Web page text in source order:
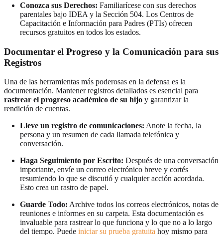
Conozca sus Derechos: Familiarícese con sus derechos
parentales bajo IDEA y la Sección 504. Los Centros de
Capacitación e Información para Padres (PTIs) ofrecen
recursos gratuitos en todos los estados.
Documentar el Progreso y la Comunicación para sus
Registros
Una de las herramientas más poderosas en la defensa es la
documentación. Mantener registros detallados es esencial para
rastrear el progreso académico de su hijo y garantizar la
rendición de cuentas.
Lleve un registro de comunicaciones: Anote la fecha, la
persona y un resumen de cada llamada telefónica y
conversación.
Haga Seguimiento por Escrito: Después de una conversación
importante, envíe un correo electrónico breve y cortés
resumiendo lo que se discutió y cualquier acción acordada.
Esto crea un rastro de papel.
Guarde Todo: Archive todos los correos electrónicos, notas de
reuniones e informes en su carpeta. Esta documentación es
invaluable para rastrear lo que funciona y lo que no a lo largo
del tiempo. Puede iniciar su prueba gratuita hoy mismo para